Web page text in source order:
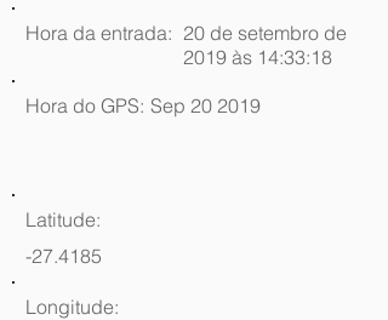
Hora da entrada: 20 de setembro de
2019 às 14:33:18
Hora do GPS: Sep 20 2019
Latitude:
-27.4185
Longitude: